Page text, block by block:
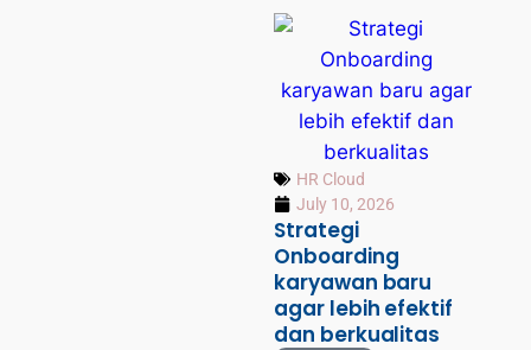
HR Cloud
July 10, 2026
Strategi
Onboarding
karyawan baru
agar lebih efektif
dan berkualitas